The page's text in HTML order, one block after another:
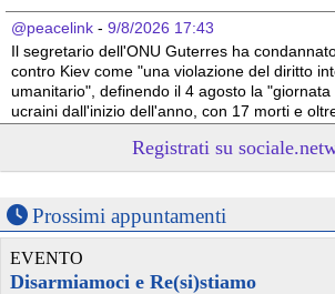
@peacelink - 9/8/2026 17:43
Il segretario dell'ONU Guterres ha
contro Kiev come "una violazione del diritto
umanitario", definendo il 4 agosto la
ucraini dall'inizio dell'anno, con 17 morti e
Nei primi 6 mesi del 2026, l'ONU ha
ucraini uccisi e quasi 8.000 feriti a causa
#Ucraina #ONU #civili
@peacelink
Il 9 agosto 1945, gli Stati Uniti sganciarono
Registrati su
Prossimi appuntamenti
EVENTO
Disarmiamoci e Re(si)stiamo